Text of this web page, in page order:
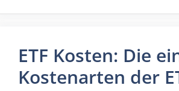
ETF Kosten: Die
Kostenarten der